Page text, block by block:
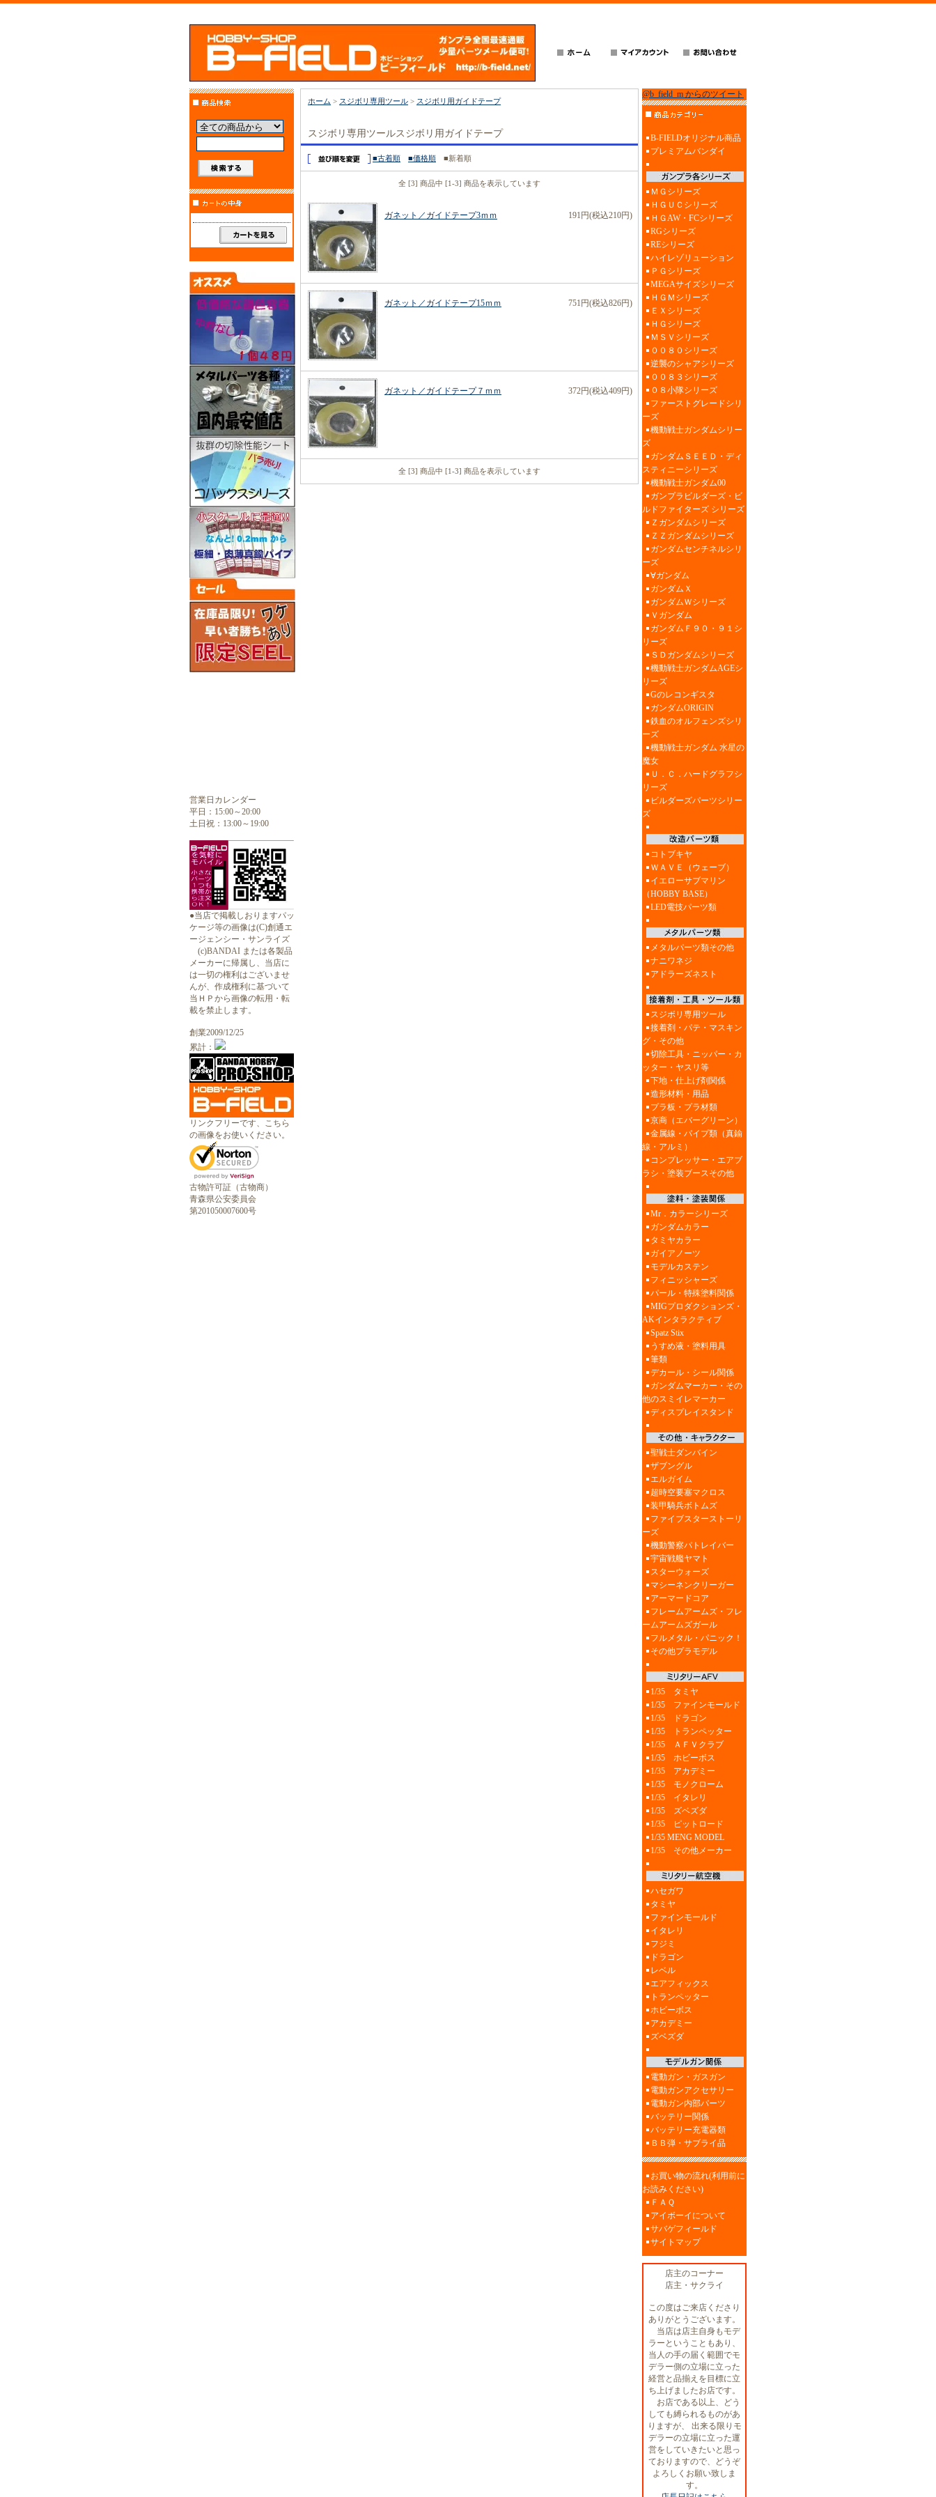
営業日カレンダー
平日：15:00～20:00
土日祝：13:00～19:00
●当店で掲載しおりますパッ
ケージ等の画像は(C)創通エ
ージェンシー・サンライズ
(c)BANDAI または各製品
メーカーに帰属し、当店に
は一切の権利はございませ
んが、作成権利に基づいて
当ＨＰから画像の転用・転
載を禁止します。
創業2009/12/25
累計：
リンクフリーです、こちら
の画像をお使いください。
古物許可証（古物商）
青森県公安委員会
第201050007600号
ホーム > スジボリ専用ツール > スジボリ用ガイドテープ
スジボリ専用ツールスジボリ用ガイドテープ
■古着順 ■価格順 ■新着順
全 [3] 商品中 [1-3] 商品を表示しています
ガネット／ガイドテープ3ｍｍ 191円(税込210円)
ガネット／ガイドテープ15ｍｍ 751円(税込826円)
ガネット／ガイドテープ７ｍｍ 372円(税込409円)
全 [3] 商品中 [1-3] 商品を表示しています
@b_field_m からのツイート
B-FIELDオリジナル商品
プレミアムバンダイ
ＭＧシリーズ
ＨＧＵＣシリーズ
ＨＧAW・FCシリーズ
RGシリーズ
REシリーズ
ハイレゾリューション
ＰＧシリーズ
MEGAサイズシリーズ
ＨＧＭシリーズ
ＥＸシリーズ
ＨＧシリーズ
ＭＳＶシリーズ
００８０シリーズ
逆襲のシャアシリーズ
００８３シリーズ
０８小隊シリーズ
ファーストグレードシリ
ーズ
機動戦士ガンダムシリー
ズ
ガンダムＳＥＥＤ・ディ
スティニーシリーズ
機動戦士ガンダム00
ガンプラビルダーズ・ビ
ルドファイターズ シリーズ
Ｚガンダムシリーズ
ＺＺガンダムシリーズ
ガンダムセンチネルシリ
ーズ
∀ガンダム
ガンダムＸ
ガンダムＷシリーズ
Ｖガンダム
ガンダムＦ９０・９１シ
リーズ
ＳＤガンダムシリーズ
機動戦士ガンダムAGEシ
リーズ
Gのレコンギスタ
ガンダムORIGIN
鉄血のオルフェンズシリ
ーズ
機動戦士ガンダム 水星の
魔女
Ｕ．Ｃ．ハードグラフシ
リーズ
ビルダーズパーツシリー
ズ
コトブキヤ
ＷＡＶＥ（ウェーブ）
イエローサブマリン
（HOBBY BASE）
LED電技パーツ類
メタルパーツ類その他
ナニワネジ
アドラーズネスト
スジボリ専用ツール
接着剤・パテ・マスキン
グ・その他
切除工具・ニッパー・カ
ッター・ヤスリ等
下地・仕上げ剤関係
造形材料・用品
プラ板・プラ材類
京商（エバーグリーン）
金属線・パイプ類（真鍮
線・アルミ）
コンプレッサー・エアブ
ラシ・塗装ブースその他
Mr．カラーシリーズ
ガンダムカラー
タミヤカラー
ガイアノーツ
モデルカステン
フィニッシャーズ
パール・特殊塗料関係
MIGプロダクションズ・
AKインタラクティブ
Spatz Stix
うすめ液・塗料用具
筆類
デカール・シール関係
ガンダムマーカー・その
他のスミイレマーカー
ディスプレイスタンド
聖戦士ダンバイン
ザブングル
エルガイム
超時空要塞マクロス
装甲騎兵ボトムズ
ファイブスターストーリ
ーズ
機動警察パトレイバー
宇宙戦艦ヤマト
スターウォーズ
マシーネンクリーガー
アーマードコア
フレームアームズ・フレ
ームアームズガール
フルメタル・パニック！
その他プラモデル
1/35 タミヤ
1/35 ファインモールド
1/35 ドラゴン
1/35 トランペッター
1/35 ＡＦＶクラブ
1/35 ホビーボス
1/35 アカデミー
1/35 モノクローム
1/35 イタレリ
1/35 ズベズダ
1/35 ピットロード
1/35 MENG MODEL
1/35 その他メーカー
ハセガワ
タミヤ
ファインモールド
イタレリ
フジミ
ドラゴン
レベル
エアフィックス
トランペッター
ホビーボス
アカデミー
ズベズダ
電動ガン・ガスガン
電動ガンアクセサリー
電動ガン内部パーツ
バッテリー関係
バッテリー充電器類
ＢＢ弾・サブライ品
お買い物の流れ(利用前に
お読みください)
ＦＡＱ
アイボーイについて
サバゲフィールド
サイトマップ
店主のコーナー
店主・サクライ
この度はご来店くださり
ありがとうございます。
当店は店主自身もモデ
ラーということもあり、
当人の手の届く範囲でモ
デラー側の立場に立った
経営と品揃えを目標に立
ち上げましたお店です。
お店である以上、どう
しても縛られるものがあ
りますが、 出来る限りモ
デラーの立場に立った運
営をしていきたいと思っ
ておりますので、どうぞ
よろしくお願い致しま
す。